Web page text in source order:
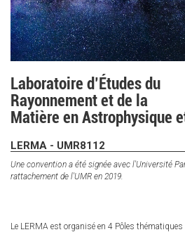
Laboratoire d’Études du
Rayonnement et de la
Matière en Astrophysique
LERMA - UMR8112
Une convention a été signée avec l'Université
rattachement de l'UMR en 2019.
Le LERMA est organisé en 4 Pôles